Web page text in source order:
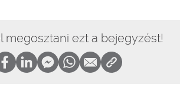
megosztani ezt a bejegyzést!